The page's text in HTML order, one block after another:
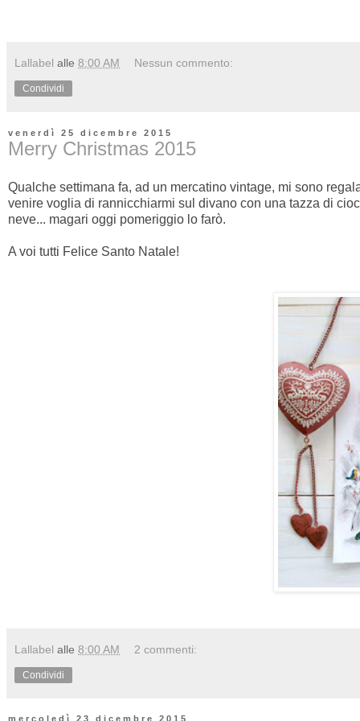
Lallabel alle 8:00 AM Nessun commento:
Condividi
venerdì 25 dicembre 2015
Merry Christmas 2015
Qualche settimana fa, ad un mercatino vintage, mi sono
venire voglia di rannicchiarmi sul divano con una tazza di
neve... magari oggi pomeriggio lo farò.
A voi tutti Felice Santo Natale!
Lallabel alle 8:00 AM 2 commenti:
Condividi
mercoledì 23 dicembre 2015